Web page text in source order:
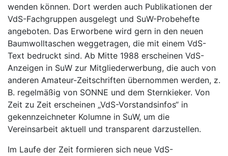
wenden können. Dort werden auch Publikationen der
VdS-Fachgruppen ausgelegt und SuW-Probehefte
angeboten. Das Erworbene wird gern in den neuen
Baumwolltaschen weggetragen, die mit einem VdS-
Text bedruckt sind. Ab Mitte 1988 erscheinen VdS-
Anzeigen in SuW zur Mitgliederwerbung, die auch von
anderen Amateur-Zeitschriften übernommen werden, z.
B. regelmäßig von SONNE und dem Sternkieker. Von
Zeit zu Zeit erscheinen „VdS-Vorstandsinfos“ in
gekennzeichneter Kolumne in SuW, um die
Vereinsarbeit aktuell und transparent darzustellen.
Im Laufe der Zeit formieren sich neue VdS-